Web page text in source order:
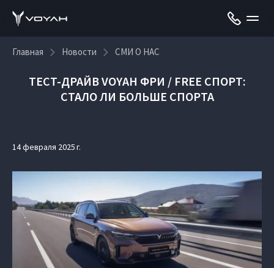
Главная Новости СМИ О НАС
ТЕСТ-ДРАЙВ VOYAH ФРИ / FREE СПОРТ:
СТАЛО ЛИ БОЛЬШЕ СПОРТА
14 февраля 2025 г.